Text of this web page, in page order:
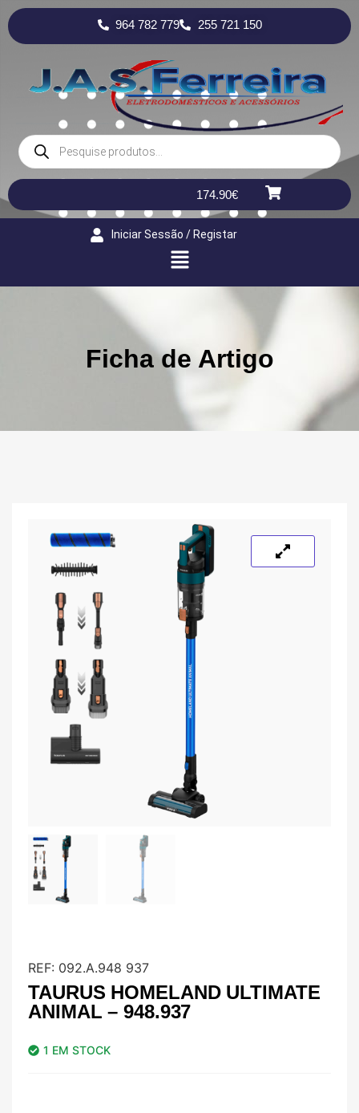
964 782 779 255 721 150
174.90€
Iniciar Sessão / Registar
Ficha de Artigo
REF: 092.A.948 937
TAURUS HOMELAND ULTIMATE
ANIMAL – 948.937
1 EM STOCK